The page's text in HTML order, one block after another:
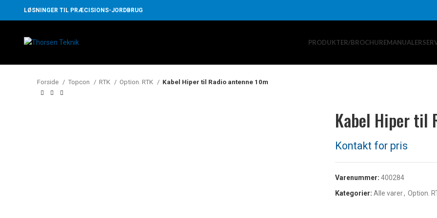
LØSNINGER TIL PRÆCISIONS-JORDBRUG
PRODUKTER/BROCHUREMANUALER
Forside Topcon RTK Option. RTK Kabel Hiper til Radio antenne 10m
Kabel Hiper til
Varenummer: 400284
Kategorier: Alle varer, Option.